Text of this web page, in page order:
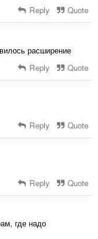
Reply Quote
расширение
Reply Quote
Reply Quote
Reply Quote
где надо